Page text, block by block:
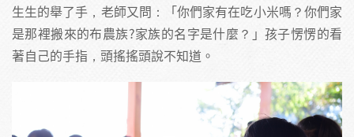
生生的舉了手，老師又問：「你們家有在吃小米嗎？你們家
是那裡搬來的布農族?家族的名字是什麼？」孩子愣愣的看
著自己的手指，頭搖搖頭說不知道。